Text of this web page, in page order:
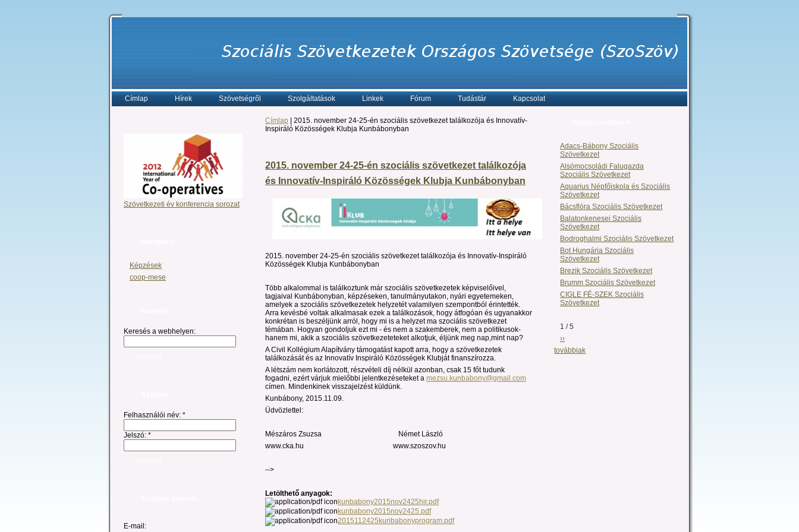
Címlap Hírek Szövetségről Szolgáltatások Linkek Fórum Tudástár Kapcsolat
Szövetkezeti év konferencia sorozat
Képzések
coop-mese
Keresés a webhelyen:
Felhasználói név: *
Jelszó: *
E-mail:
Címlap | 2015. november 24-25-én szociális szövetkezet találkozója és Innovatív-
Inspiráló Közösségek Klubja Kunbábonyban
2015. november 24-25-én szociális szövetkezet találkozója
és Innovatív-Inspiráló Közösségek Klubja Kunbábonyban
2015. november 24-25-én szociális szövetkezet találkozója és Innovatív-Inspiráló
Közösségek Klubja Kunbábonyban
Több alkalommal is találkoztunk már szociális szövetkezetek képviselőivel,
tagjaival Kunbábonyban, képzéseken, tanulmányutakon, nyári egyetemeken,
amelyek a szociális szövetkezetek helyzetét valamilyen szempontból érintették.
Arra kevésbé voltak alkalmasak ezek a találkozások, hogy átfogóan és ugyanakkor
konkrétan is beszéljünk arról, hogy mi is a helyzet ma szociális szövetkezet
témában. Hogyan gondoljuk ezt mi - és nem a szakemberek, nem a politikusok-
hanem mi, akik a szociális szövetkezeteteket alkotjuk, éljünk meg nap,mint nap?
A Civil Kollégium Alapítvány támogatást kapott arra, hogy a szövetkezetek
találkozását és az Innovatív Inspiráló Közösségek Klubját finanszírozza.
A létszám nem korlátozott, részvételi díj nélkül azonban, csak 15 főt tudunk
fogadni, ezért várjuk mielőbbi jelentkezéseteket a mezsu.kunbabony@gmail.com
címen. Mindenkinek visszajelzést küldünk.
Kunbábony, 2015.11.09.
Üdvözlettel:
Mészáros Zsuzsa
Német László
www.cka.hu
www.szoszov.hu
-->
Letölthető anyagok:
kunbabony2015nov2425hir.pdf
kunbabony2015nov2425.pdf
2015112425kunbabonyprogram.pdf
Adacs-Bábony Szociális
Szövetkezet
Alsómocsoládi Falugazda
Szociális Szövetkezet
Aquarius Népfőiskola és Szociális
Szövetkezet
Bácsflóra Szociális Szövetkezet
Balatonkenesei Szociális
Szövetkezet
Bodroghalmi Szociális Szövetkezet
Bot Hungária Szociális
Szövetkezet
Brezik Szociális Szövetkezet
Brumm Szociális Szövetkezet
CIGLE FÉ-SZEK Szociális
Szövetkezet
1 / 5
››
továbbiak